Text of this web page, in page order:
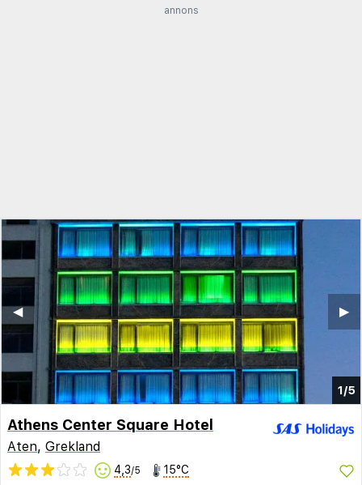
annons
1/5
▶︎
◀︎
Athens Center Square Hotel
Aten, Grekland
4,3/5 15°C